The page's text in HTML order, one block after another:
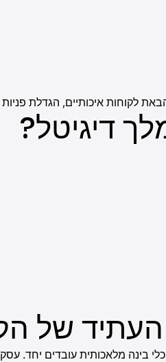
איכותיים, הגדלת פניות
דיגיטל?
של
וכלי בינה מלאכותית עובדים